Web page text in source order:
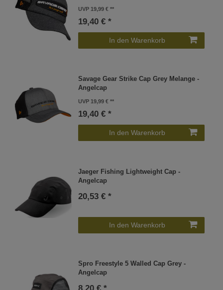
UVP 19,99 €
19,40 € *
In den Warenkorb
Savage Gear Strike Cap Grey Melange -
Angelcap
UVP 19,99 €
19,40 € *
In den Warenkorb
Jaeger Fishing Lightweight Cap -
Angelcap
20,53 € *
In den Warenkorb
Spro Freestyle 5 Walled Cap Grey -
Angelcap